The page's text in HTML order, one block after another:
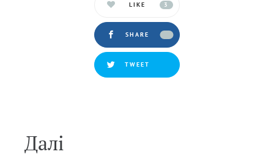
LIKE 3
SHARE
TWEET
Далi